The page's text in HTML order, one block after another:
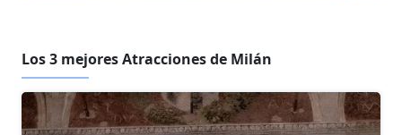
Los 3 mejores Atracciones de Milán